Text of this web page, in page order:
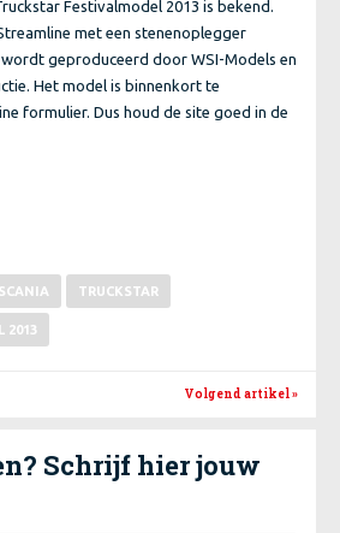
Festivalmodel 2013 is bekend.
met een stenenoplegger
geproduceerd door WSI-Models en
Het model is binnenkort te
formulier. Dus houd de site goed in de
SCANIA TRUCKSTAR
2013
Volgend artikel»
Schrijf hier jouw